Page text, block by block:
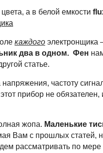
цвета, а в белой емкости
каждого электронщика
два в одном. Фен
статье.
частоту
прибор не обязателен,
жопа. Маленькие
Вам с прошлых статей,
рассматривать по мере